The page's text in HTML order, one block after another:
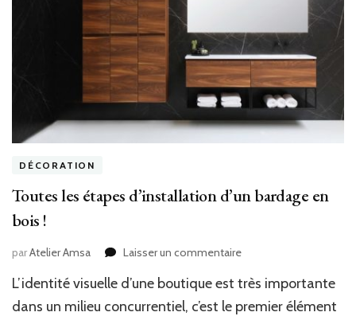
DÉCORATION
Toutes les étapes d’installation d’un bardage en
bois !
parAtelier Amsa Laisser un commentairesur
les
étapes
L’identité visuelle d’une boutique est très importante
dans un milieu concurrentiel, c’est le premier élément